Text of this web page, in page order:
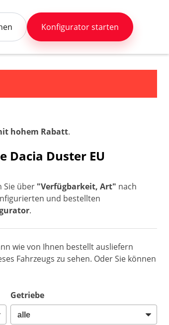
Konfigurator starten
hohem Rabatt.
Duster EU
Sie über "Verfügbarkeit, Art" nach
und bestellten
.
wie von Ihnen bestellt ausliefern
Fahrzeugs zu sehen. Oder Sie können
Getriebe